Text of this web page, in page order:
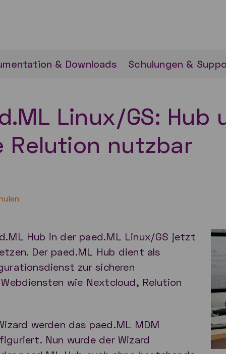
& Downloads Schulungen &
Linux/GS: Hub
Relution nutzbar
Hub in der paed.ML Linux/GS jetzt
Der paed.ML Hub dient als
zur sicheren
wie Nextcloud, Relution
werden das paed.ML MDM
Nun wurde der Wizard